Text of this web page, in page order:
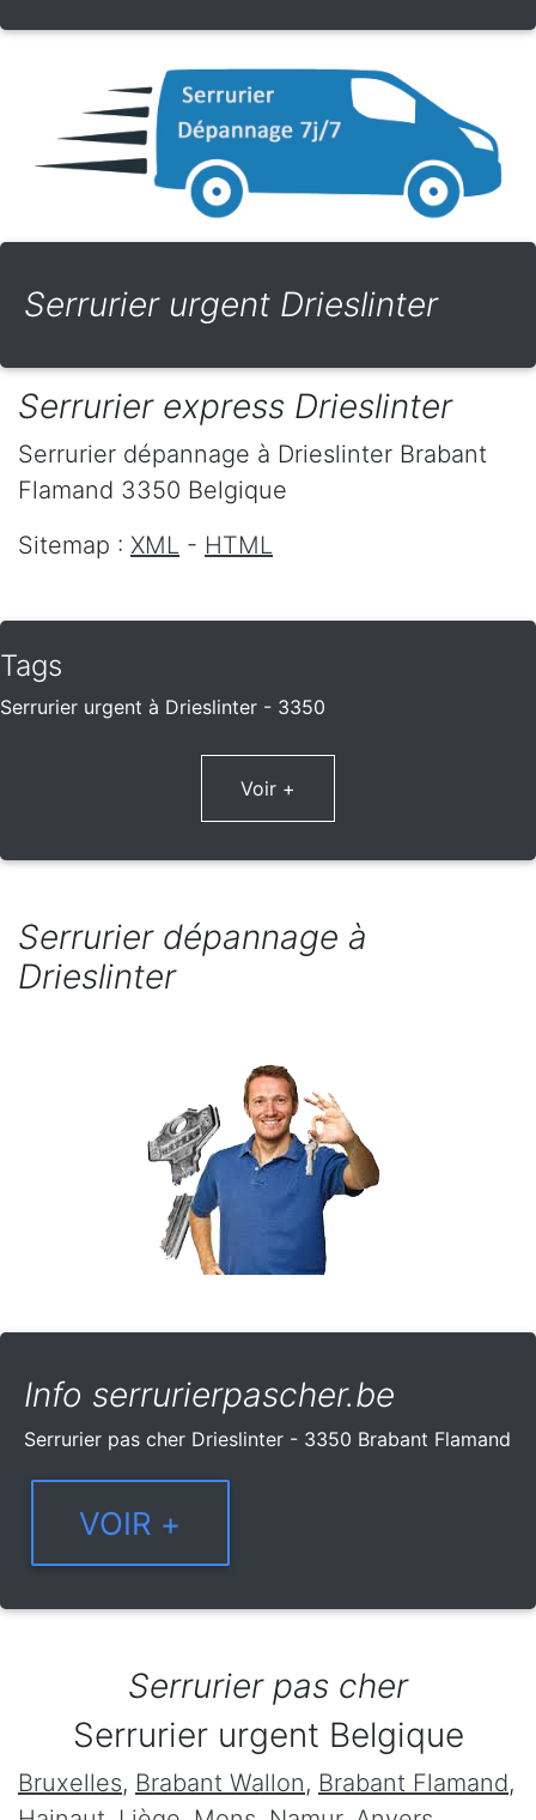
Serrurier urgent Drieslinter
Serrurier express Drieslinter
Serrurier dépannage à Drieslinter Brabant
Flamand 3350 Belgique
Sitemap : XML - HTML
Tags
Serrurier urgent à Drieslinter - 3350
Voir +
Serrurier dépannage à
Drieslinter
Info serrurierpascher.be
Serrurier pas cher Drieslinter - 3350 Brabant Flamand
Serrurier pas cher
Serrurier urgent Belgique
Bruxelles, Brabant Wallon, Brabant Flamand,